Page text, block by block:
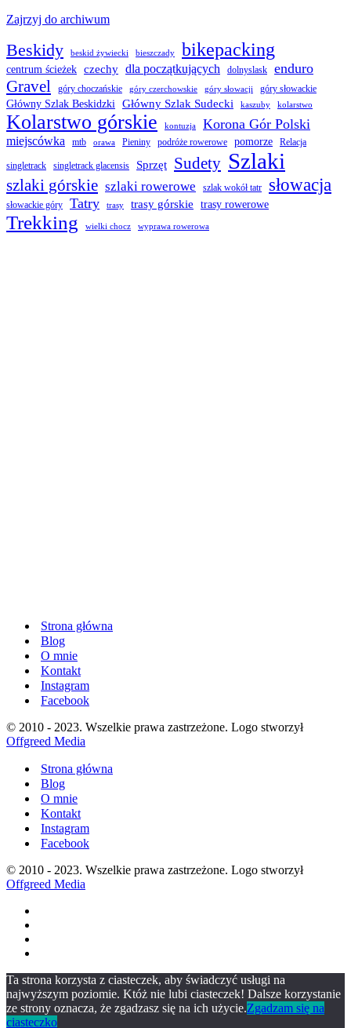
Zajrzyj do archiwum
Beskidy beskid żywiecki bieszczady bikepacking
centrum ścieżek czechy dla początkujących dolnyslask enduro
Gravel góry choczańskie góry czerchowskie góry słowacji góry słowackie
Główny Szlak Beskidzki Główny Szlak Sudecki kaszuby kolarstwo
Kolarstwo górskie kontuzja Korona Gór Polski
miejscówka mtb orawa Pieniny podróże rowerowe pomorze Relacja
singletrack singletrack glacensis Sprzęt Sudety Szlaki
szlaki górskie szlaki rowerowe szlak wokół tatr słowacja
słowackie góry Tatry trasy trasy górskie trasy rowerowe
Trekking wielki chocz wyprawa rowerowa
Strona główna
Blog
O mnie
Kontakt
Instagram
Facebook
© 2010 - 2023. Wszelkie prawa zastrzeżone. Logo stworzył
Offgreed Media
Strona główna
Blog
O mnie
Kontakt
Instagram
Facebook
© 2010 - 2023. Wszelkie prawa zastrzeżone. Logo stworzył
Offgreed Media
Ta strona korzysta z ciasteczek, aby świadczyć usługi na
najwyższym poziomie. Któż nie lubi ciasteczek! Dalsze korzystanie
ze strony oznacza, że zgadzasz się na ich użycie.Zgadzam się na
ciasteczko